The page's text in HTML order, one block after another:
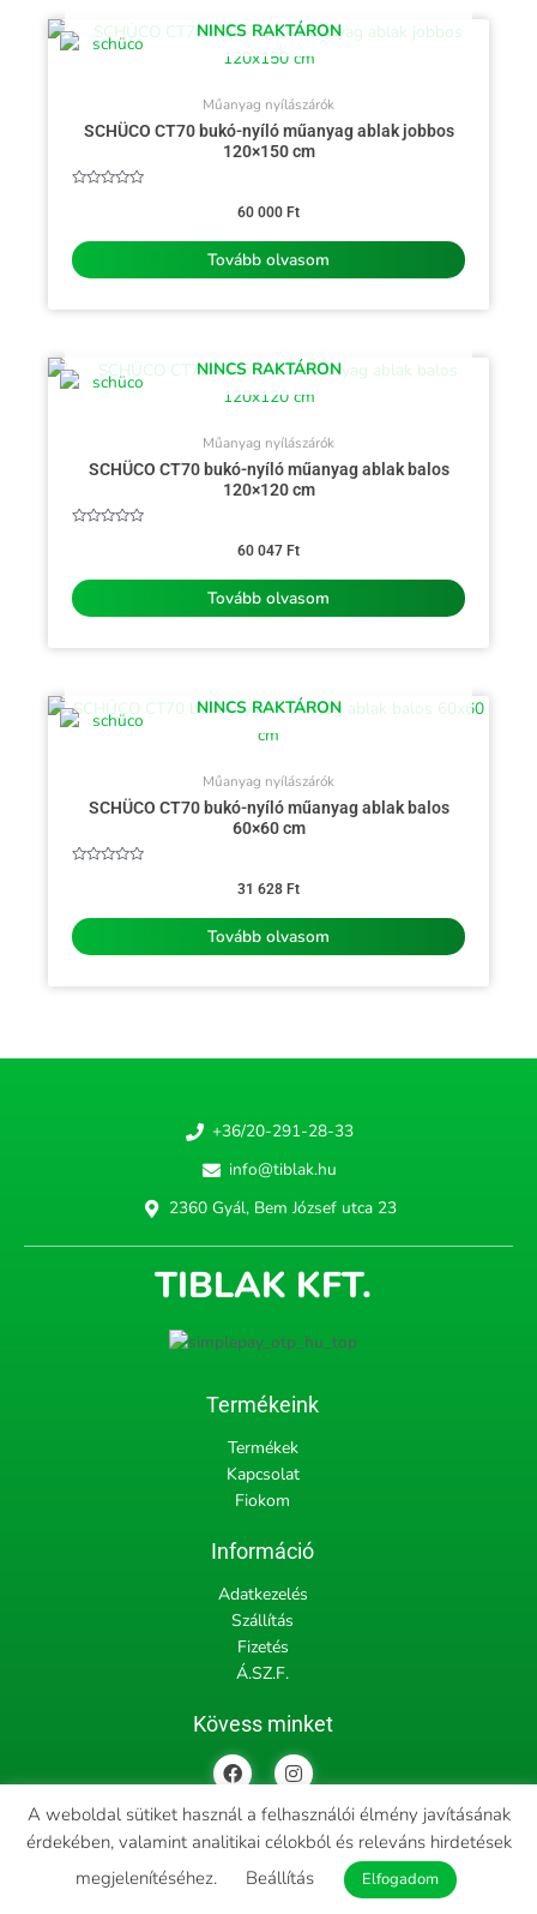
NINCS RAKTÁRON
Műanyag nyílászárók
SCHÜCO CT70 bukó-nyíló műanyag ablak jobbos
120×150 cm
60 000 Ft
Tovább olvasom
NINCS RAKTÁRON
Műanyag nyílászárók
SCHÜCO CT70 bukó-nyíló műanyag ablak balos
120×120 cm
60 047 Ft
Tovább olvasom
NINCS RAKTÁRON
Műanyag nyílászárók
SCHÜCO CT70 bukó-nyíló műanyag ablak balos
60×60 cm
31 628 Ft
Tovább olvasom
+36/20-291-28-33
info@tiblak.hu
2360 Gyál, Bem József utca 23
TIBLAK KFT.
Termékeink
Termékek
Kapcsolat
Fiokom
Információ
Adatkezelés
Szállítás
Fizetés
Á.SZ.F.
Kövess minket
F
a
c
e
b
I
n
t
a
r
Copyright © 2022 tiblak.hu, All rights reserved | Designed and
Powered byProfitProject
A weboldal sütiket használ a felhasználói élmény javításának
érdekében, valamint analitikai célokból és releváns hirdetések
megjelenítéséhez.
Beállítás Elfogadom